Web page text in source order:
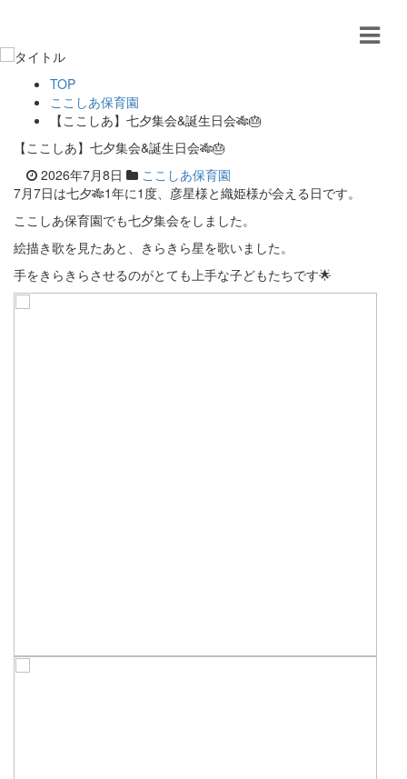
TOP
ここしあ保育園
【ここしあ】七夕集会&誕生日会🎋🎂
【ここしあ】七夕集会&誕生日会🎋🎂
2026年7月8日
ここしあ保育園
7月7日は七夕🎋1年に1度、彦星様と織姫様が会える日です。
ここしあ保育園でも七夕集会をしました。
絵描き歌を見たあと、きらきら星を歌いました。
手をきらきらさせるのがとても上手な子どもたちです🌟